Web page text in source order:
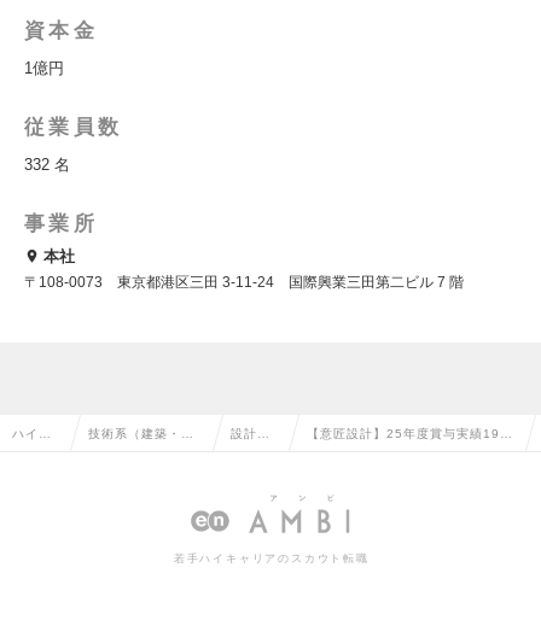
資本金
1億円
従業員数
332 名
事業所
本社
〒108-0073 東京都港区三田 3-11-24 国際興業三田第二ビル 7 階
ハイク 技術系（建築・設 設計
築）の
【意匠設計】25年度賞与実績190
厚生の求人情報
若手ハイキャリアのスカウト転職